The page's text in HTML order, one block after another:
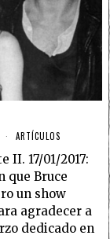
ARTÍCULOS
17/01/2017:
que Bruce
un show
agradecer a
dedicado en